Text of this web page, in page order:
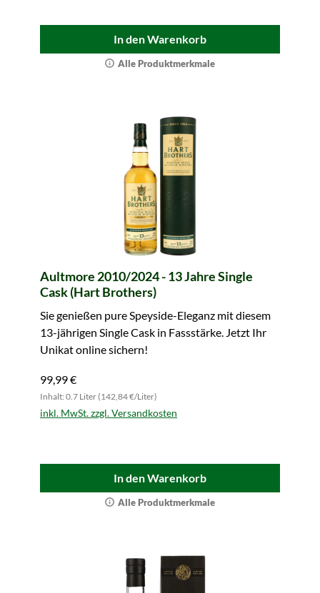
In den Warenkorb
Alle Produktmerkmale
Aultmore 2010/2024 - 13 Jahre Single
Cask (Hart Brothers)
Sie genießen pure Speyside-Eleganz mit diesem
13-jährigen Single Cask in Fassstärke. Jetzt Ihr
Unikat online sichern!
99,99 €
Inhalt: 0.7 Liter (142,84 €/Liter)
inkl. MwSt. zzgl. Versandkosten
In den Warenkorb
Alle Produktmerkmale